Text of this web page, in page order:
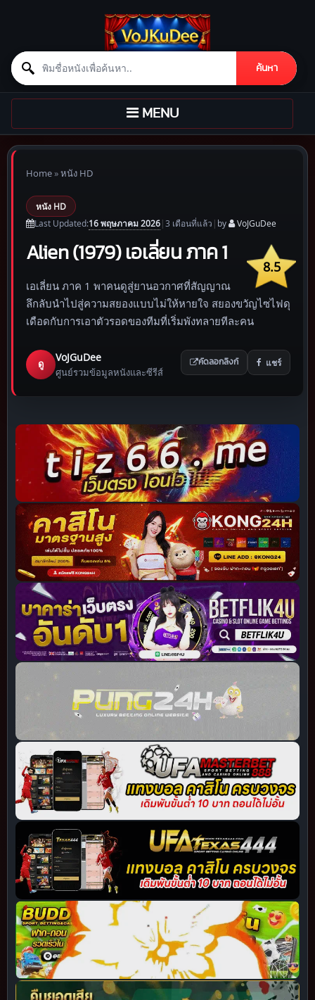
Search for:
ค้นหา
Skip to content
TOGGLE
NAVIGATION
MENU
Home»หนัง HD
หนัง HD
Last Updated:16 พฤษภาคม 2026|3 เดือนที่แล้ว | by VoJGuDee
8.5
Alien (1979) เอเลี่ยน ภาค 1
เอเลี่ยน ภาค 1 พาคนดูสู่ยานอวกาศที่สัญญาณ
ลึกลับนำไปสู่ความสยองแบบไม่ให้หายใจ สยองขวัญไซไฟดุ
เดือดกับการเอาตัวรอดของทีมที่เริ่มพังทลายทีละคน
ดู
VoJGuDee
ศูนย์รวมข้อมูลหนังและซีรีส์
คัดลอกลิงก์ แชร์